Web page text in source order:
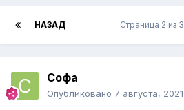
НАЗАД Страница 2 из 3
Софа
Опубликовано 7 августа, 2021